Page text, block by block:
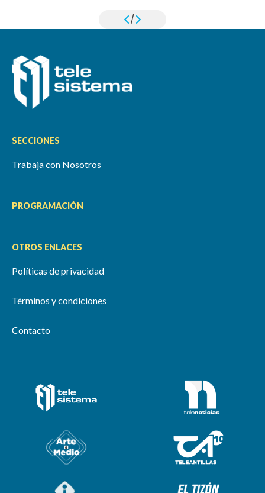
/
SECCIONES
Trabaja con Nosotros
PROGRAMACIÓN
OTROS ENLACES
Políticas de privacidad
Términos y condiciones
Contacto